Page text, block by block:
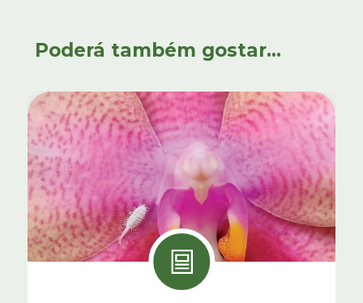
Poderá também gostar...